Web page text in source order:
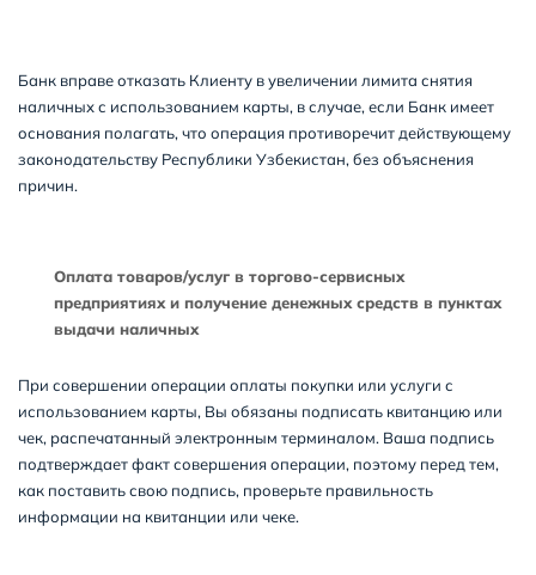
Банк вправе отказать Клиенту в увеличении лимита снятия
наличных с использованием карты, в случае, если Банк имеет
основания полагать, что операция противоречит действующему
законодательству Республики Узбекистан, без объяснения
причин.
Оплата товаров/услуг в торгово-сервисных
предприятиях и получение денежных средств в пунктах
выдачи наличных
При совершении операции оплаты покупки или услуги с
использованием карты, Вы обязаны подписать квитанцию или
чек, распечатанный электронным терминалом. Ваша подпись
подтверждает факт совершения операции, поэтому перед тем,
как поставить свою подпись, проверьте правильность
информации на квитанции или чеке.